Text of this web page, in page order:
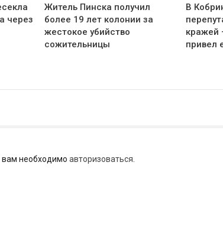
через
Житель Пинска получил
более 19 лет колонии за
жестокое убийство
сожительницы
В
кражей
привел
необходимо авторизоваться